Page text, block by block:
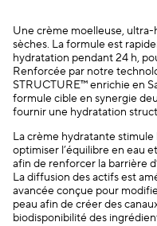
Une crème moelleuse,
sèches. La formule est
hydratation pendant 24 h,
Renforcée par notre
STRUCTURE™ enrichie en
formule cible en synergie
fournir une hydratation
La crème hydratante
optimiser l’équilibre en eau
afin de renforcer la barrière
La diffusion des actifs est
avancée conçue pour
peau afin de créer des
biodisponibilité des